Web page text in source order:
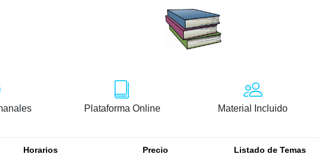
Plataforma Online Material Incluido
Horarios Precio Listado de Temas